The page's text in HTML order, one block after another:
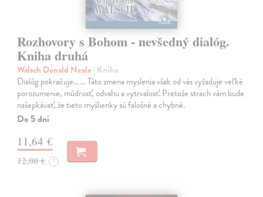
Rozhovory s Bohom - nevšedný dialóg.
Kniha druhá
Walsch Donald Neale | Kniha
Dialóg pokračuje... ... Táto zmena myslenia však od vás vyžaduje veľké
porozumenie, múdrosť, odvahu a vytrvalosť. Pretože strach vám bude
našepkávať, že tieto myšlienky sú falošné a chybné.
Do 5 dní
11,64 €
12,00 € ?